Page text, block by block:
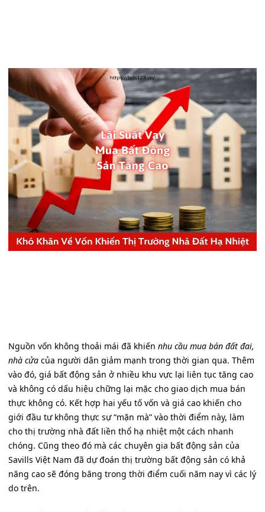
Nguồn vốn không thoải mái đã khiến nhu cầu mua bán đất đai,
nhà cửa của người dân giảm mạnh trong thời gian qua. Thêm
vào đó, giá bất động sản ở nhiều khu vực lại liên tục tăng cao
và không có dấu hiệu chững lại mặc cho giao dịch mua bán
thực không có. Kết hợp hai yếu tố vốn và giá cao khiến cho
giới đầu tư không thực sự “mặn mà” vào thời điểm này, làm
cho thị trường nhà đất liền thổ hạ nhiệt một cách nhanh
chóng. Cũng theo đó mà các chuyên gia bất động sản của
Savills Việt Nam đã dự đoán thị trường bất động sản có khả
năng cao sẽ đóng băng trong thời điểm cuối năm nay vì các lý
do trên.